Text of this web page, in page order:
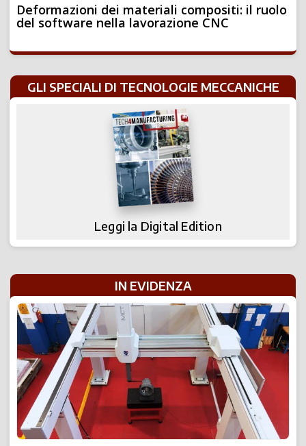
Deformazioni dei materiali compositi: il ruolo
del software nella lavorazione CNC
GLI SPECIALI DI TECNOLOGIE MECCANICHE
Leggi la Digital Edition
IN EVIDENZA